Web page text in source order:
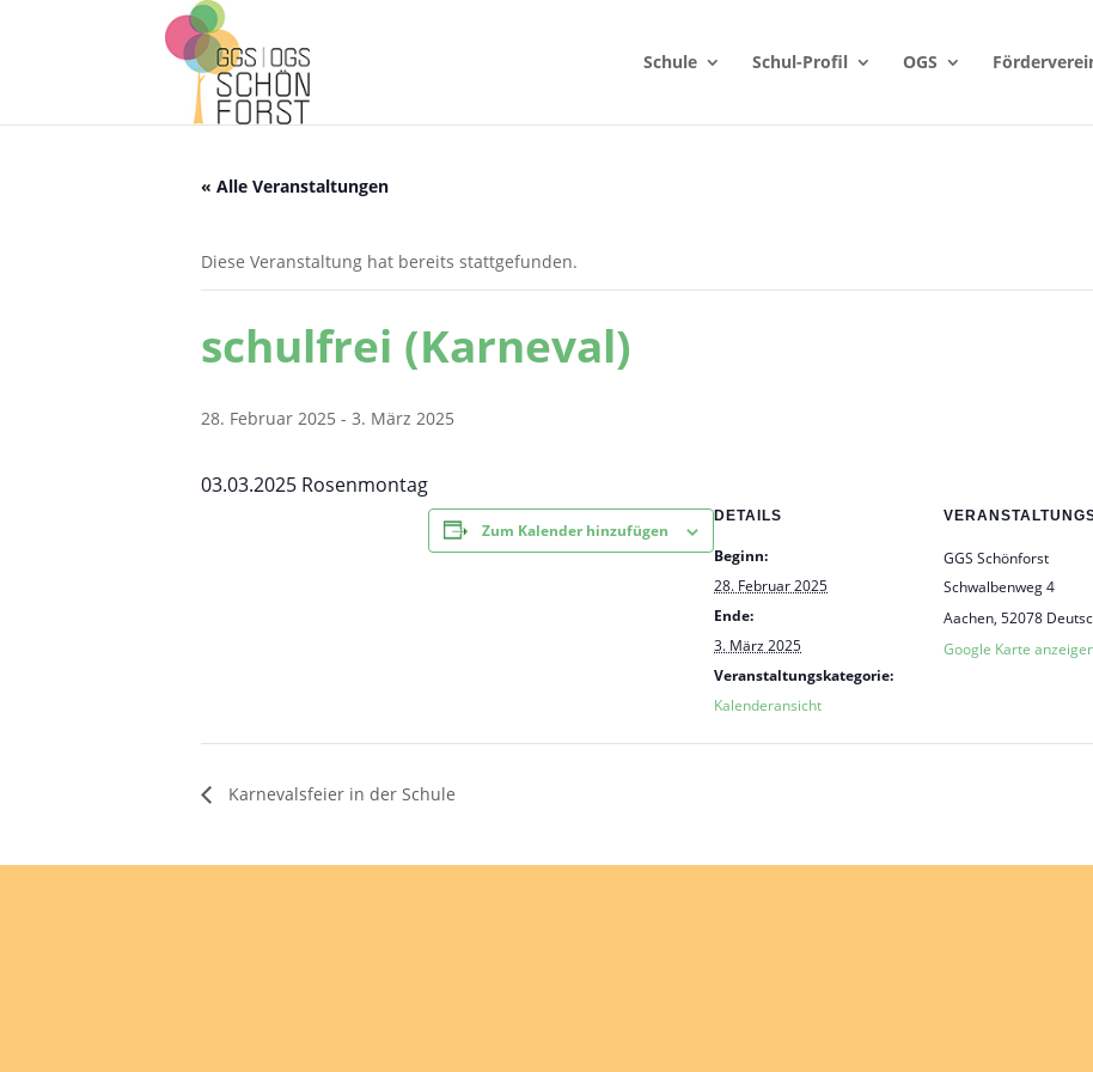
Schule Schul-Profil OGS
« Alle Veranstaltungen
Diese Veranstaltung hat bereits stattgefunden.
schulfrei (Karneval)
28. Februar 2025 - 3. März 2025
03.03.2025 Rosenmontag
Zum Kalender hinzufügen
DETAILS
Beginn:
28. Februar 2025
Ende:
3. März 2025
Veranstaltungskategorie:
Kalenderansicht
GGS Schönforst
Schwalbenweg 4
Aachen, 52078
Google Karte
Karnevalsfeier in der Schule